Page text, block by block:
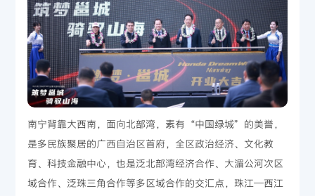
南宁背靠大西南，面向北部湾，素有“中国绿城”的美誉，
是多民族聚居的广西自治区首府，全区政治经济、文化教
育、科技金融中心，也是泛北部湾经济合作、大湄公河次区
域合作、泛珠三角合作等多区域合作的交汇点，珠江—西江